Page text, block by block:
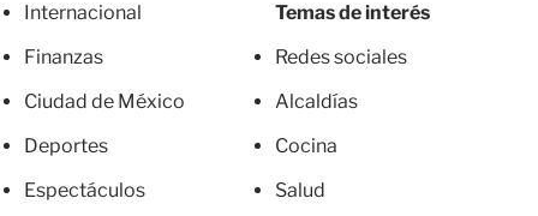
Internacional
Finanzas
Ciudad de México
Deportes
Espectáculos
Temas de interés
Redes sociales
Alcaldías
Cocina
Salud